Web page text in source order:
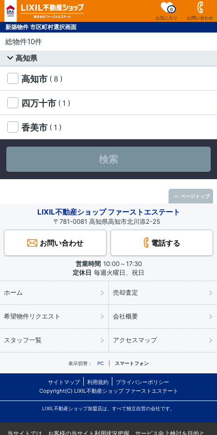
お気に入り
0
お問い合わせ
新築物件 市区町村選択画面
総物件10件
高知県
高知市 ( 8 )
四万十市 ( 1 )
香美市 ( 1 )
検索
LIXIL不動産ショップ ファーストエステート
〒781-0081 高知県高知市北川添2-25
お問い合わせ 電話する
営業時間 10:00～17:30
定休日 毎週火曜日、祝日
ホーム 売却査定
希望物件リクエスト 会社概要
スタッフ一覧 アクセスマップ
表示切替： PC スマートフォン
サイトマップ 利用規約
プライバシーポリシー
Copyright(C) LIXIL不動産ショップ ファーストエステート
LIXIL不動産ショップ加盟店は、すべて独立自営の会社です。
ページトップ
当サイトでは、お客様の当サイト利用状況把握、サービス向上検討を目的と